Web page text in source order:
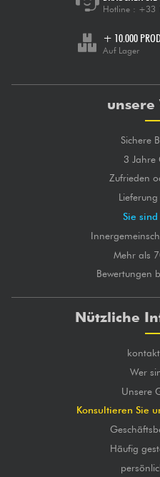
Hotline : +33
+ 10.000
Auf Lager
unsere
Sichere
3 Jahre
Zufrieden
Sie
Mehr als
Bewertungen
Nützliche
Wer
Unsere
Konsultieren Sie
Häufig